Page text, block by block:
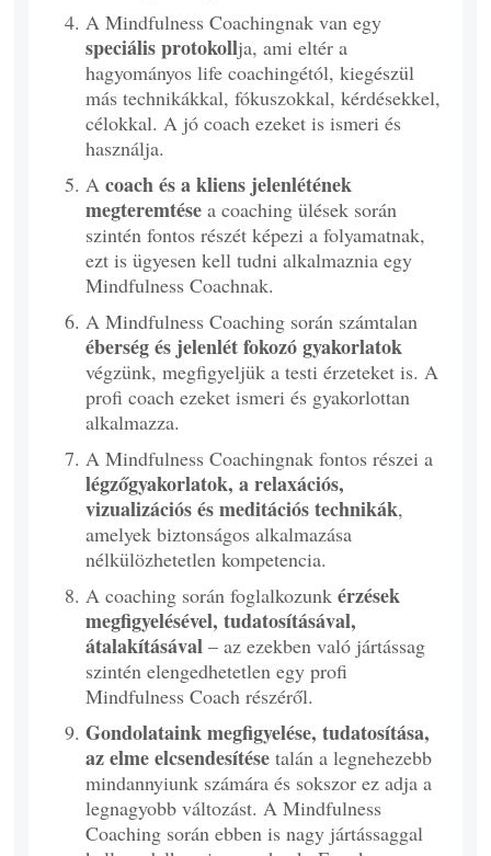
A Mindfulness Coachingnak van egy
speciális protokollja, ami eltér a
hagyományos life coachingétól, kiegészül
más technikákkal, fókuszokkal, kérdésekkel,
célokkal. A jó coach ezeket is ismeri és
használja.
Acoach és a kliens jelenlétének
megteremtése a coaching ülések során
szintén fontos részét képezi a folyamatnak,
ezt is ügyesen kell tudni alkalmaznia egy
Mindfulness Coachnak.
A Mindfulness Coaching során számtalan
éberség és jelenlét fokozó gyakorlatok
végzünk, megfigyeljük a testi érzeteket is. A
profi coach ezeket ismeri és gyakorlottan
alkalmazza.
A Mindfulness Coachingnak fontos részei a
légzőgyakorlatok, a relaxációs,
vizualizációs és meditációs technikák,
amelyek biztonságos alkalmazása
nélkülözhetetlen kompetencia.
A coaching során foglalkozunkérzések
megfigyelésével, tudatosításával,
átalakításával – az ezekben való jártássag
szintén elengedhetetlen egy profi
Mindfulness Coach részéről.
Gondolataink megfigyelése, tudatosítása,
az elme elcsendesítése talán a legnehezebb
mindannyiunk számára és sokszor ez adja a
legnagyobb változást. A Mindfulness
Coaching során ebben is nagy jártássaggal